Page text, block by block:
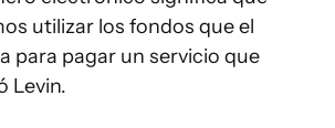
utilizar los fondos que el
para pagar un servicio que
Levin.